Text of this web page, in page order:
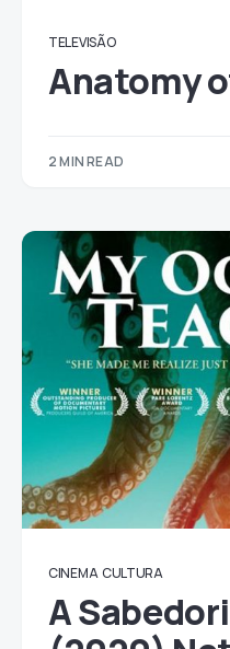
TELEVISÃO
Anatomy
2 MIN READ
CINEMA CULTURA
A